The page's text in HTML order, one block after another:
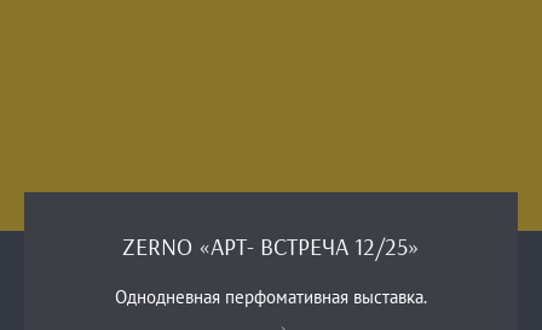
ZERNO «АРТ- ВСТРЕЧА 12/25»
Однодневная перфомативная выставка.